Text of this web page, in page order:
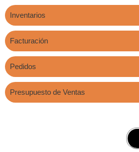
Inventarios
Facturación
Pedidos
Presupuesto de Ventas